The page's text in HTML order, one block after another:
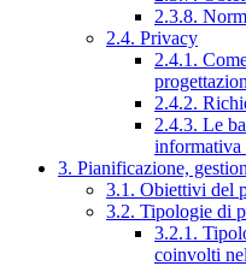
2.3.8.
2.4. Privacy
2.4.1.
2.4.2.
2.4.3. Le
3. Pianificazione,
3.1. Obiettivi del
3.2. Tipologie di
3.2.1.
coinvolti